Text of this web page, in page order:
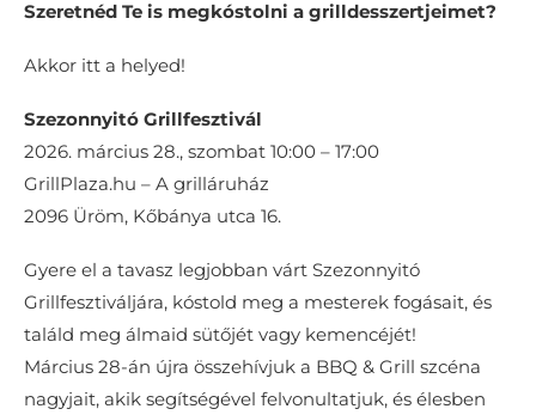
Szeretnéd Te is megkóstolni a grilldesszertjeimet?
Akkor itt a helyed!
Szezonnyitó Grillfesztivál
2026. március 28., szombat 10:00 – 17:00
GrillPlaza.hu – A grilláruház
2096 Üröm, Kőbánya utca 16.
Gyere el a tavasz legjobban várt Szezonnyitó
Grillfesztiváljára, kóstold meg a mesterek fogásait, és
találd meg álmaid sütőjét vagy kemencéjét!
Március 28-án újra összehívjuk a BBQ & Grill szcéna
nagyjait, akik segítségével felvonultatjuk, és élesben